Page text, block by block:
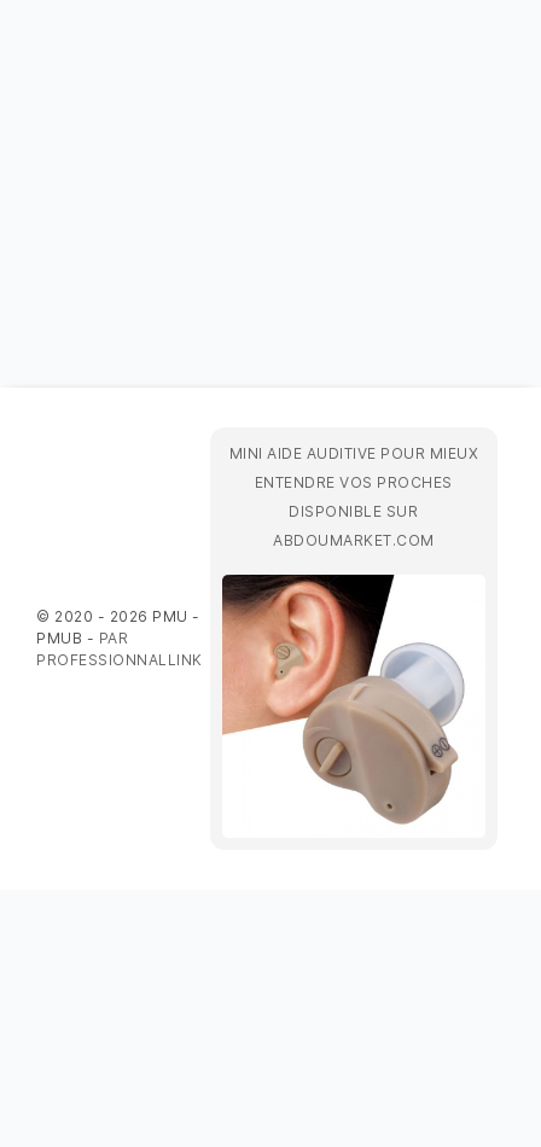
© 2020 - 2026 PMU -
PMUB - PAR
PROFESSIONNALLINK
MINI AIDE AUDITIVE POUR MIEUX
ENTENDRE VOS PROCHES
DISPONIBLE SUR
ABDOUMARKET.COM